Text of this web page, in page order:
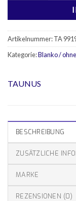
Artikelnummer:TA
Kategorie:Blanko /
TAUNUS
BESCHREIBUNG
ZUSÄTZLICHE
MARKE
REZENSIONEN (0)